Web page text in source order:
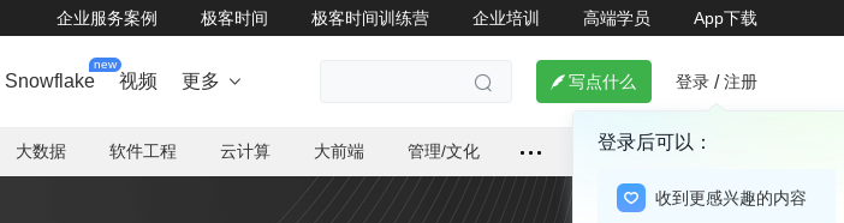
企业服务案例 极客时间 极客时间训练营 企业培训 高端学员 App下载
Snowflake
new
视频 更多    写点什么 登录 / 注册
登录后可以：
收到更感兴趣的内容
大数据 软件工程 云计算 大前端 管理/文化